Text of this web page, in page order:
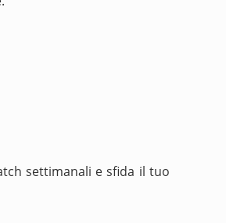
settimanali e sfida il tuo